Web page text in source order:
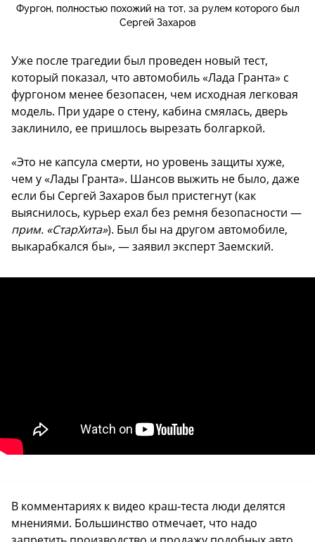
Фургон, полностью похожий на тот, за рулем которого был
Сергей Захаров
Уже после трагедии был проведен новый тест,
который показал, что автомобиль «Лада Гранта» с
фургоном менее безопасен, чем исходная легковая
модель. При ударе о стену, кабина смялась, дверь
заклинило, ее пришлось вырезать болгаркой.
«Это не капсула смерти, но уровень защиты хуже,
чем у «Лады Гранта». Шансов выжить не было, даже
если бы Сергей Захаров был пристегнут (как
выяснилось, курьер ехал без ремня безопасности —
прим. «СтарХита»). Был бы на другом автомобиле,
выкарабкался бы», — заявил эксперт Заемский.
В комментариях к видео краш-теста люди делятся
мнениями. Большинство отмечает, что надо